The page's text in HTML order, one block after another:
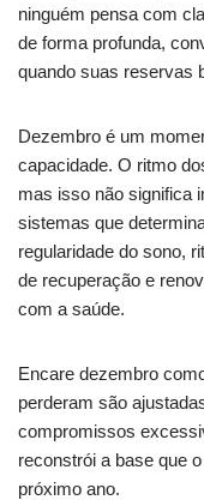
ninguém pensa com
de forma profunda,
quando suas reservas
Dezembro é um
capacidade. O ritmo
mas isso não significa
sistemas que
regularidade do sono,
de recuperação e
com a saúde.
Encare dezembro
perderam são
compromissos
reconstrói a base que
próximo ano.